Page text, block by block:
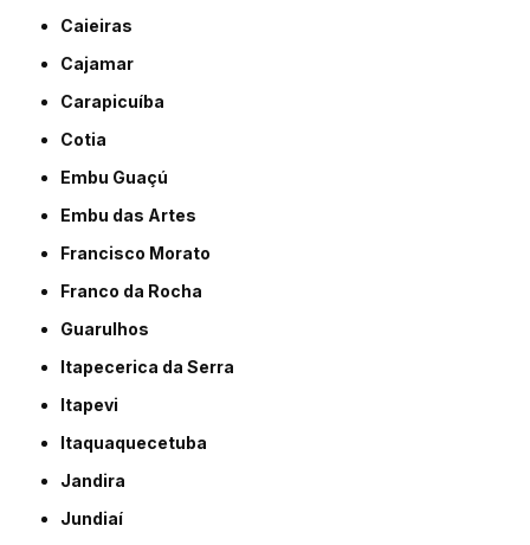
Caieiras
Cajamar
Carapicuíba
Cotia
Embu Guaçú
Embu das Artes
Francisco Morato
Franco da Rocha
Guarulhos
Itapecerica da Serra
Itapevi
Itaquaquecetuba
Jandira
Jundiaí